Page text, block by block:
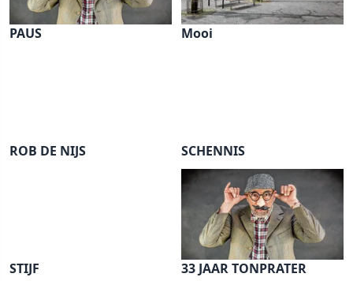
PAUS Mooi
ROB DE NIJS SCHENNIS
STIJF 33 JAAR TONPRATER